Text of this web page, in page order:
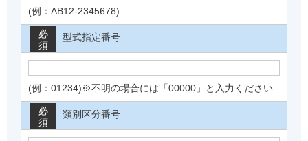
(例：AB12-2345678)
型式指定番号
必
須
(例：01234)※不明の場合には「00000」と入力ください
類別区分番号
必
須